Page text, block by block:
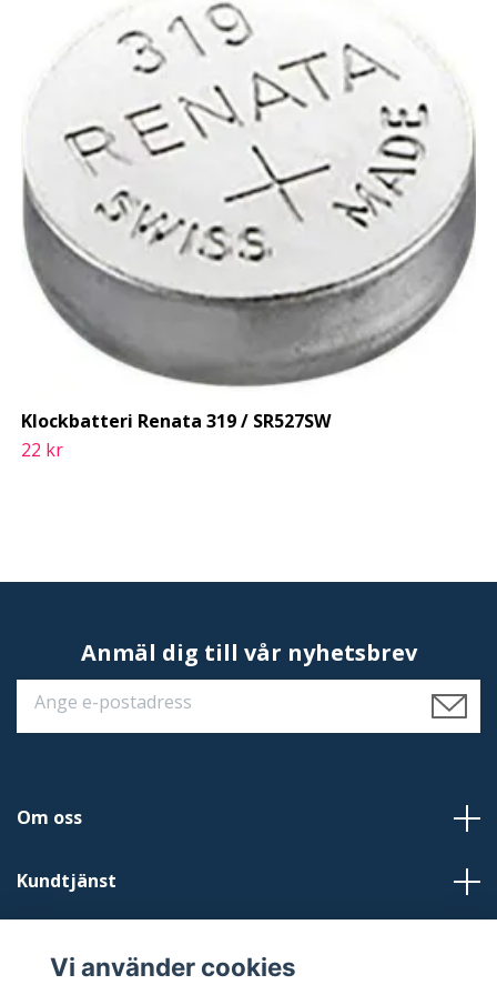
Klockbatteri Renata 319 / SR527SW
22 kr
Anmäl dig till vår nyhetsbrev
Om oss
Kundtjänst
Vi använder cookies